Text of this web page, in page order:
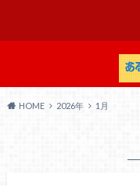
HOME 2026年 1月